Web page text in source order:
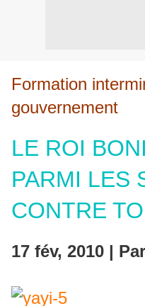
Formation
gouvernement
LE ROI
PARMI LES
CONTRE
17 fév, 2010 | Par